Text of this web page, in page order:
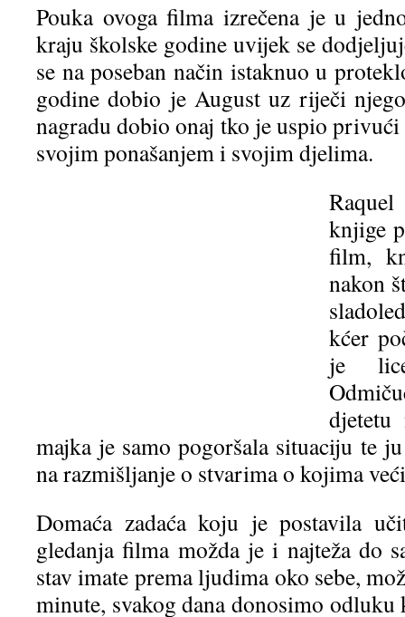
Pouka ovoga filma izrečena je u
kraju školske godine uvijek se
se na poseban način istaknuo u
godine dobio je August uz riječi
nagradu dobio onaj tko je uspio
svojim ponašanjem i svojim djelima.
knjige
film,
nakon
kćer
je
majka je samo pogoršala situaciju te
na razmišljanje o stvarima o kojima
Domaća zadaća koju je postavila
gledanja filma možda je i najteža do
stav imate prema ljudima oko sebe,
minute, svakog dana donosimo odluku